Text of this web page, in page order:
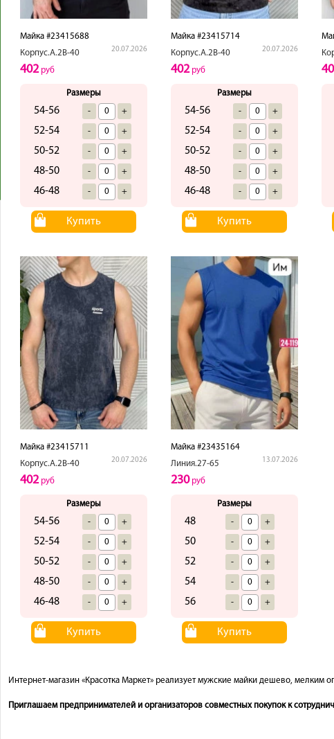
Майка #23415688
Корпус.А.2В-40
20.07.2026
402руб
Размеры
54-56 - +
52-54 - +
50-52 - +
48-50 - +
46-48 - +
Купить
Майка #23415714
Корпус.А.2В-40
20.07.2026
402руб
Размеры
54-56 - +
52-54 - +
50-52 - +
48-50 - +
46-48 - +
Купить
Майка #23415711
Корпус.А.2В-40
20.07.2026
402руб
Размеры
54-56 - +
52-54 - +
50-52 - +
48-50 - +
46-48 - +
Купить
Майка #23435164
Линия.27-65
13.07.2026
230руб
Размеры
48 - +
50 - +
52 - +
54 - +
56 - +
Купить
Интернет-магазин «Красотка Маркет» реализует мужские майки дешево, мелким
Приглашаем предпринимателей и организаторов совместных покупок к